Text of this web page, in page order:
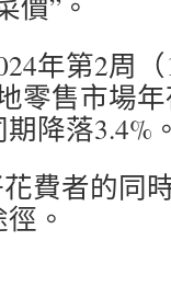
年第2周
零售市場
降落3.4%
費者的同
。